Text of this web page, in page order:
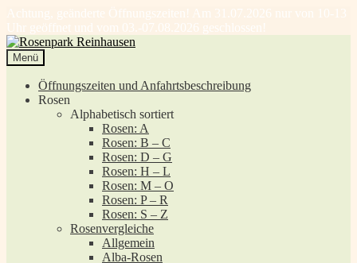
Achtung, geänderte Öffnungszeiten! Am 31.07.2026 nur von 10-13
Uhr geöffnet und vom 03.-07.08.2026 geschlossen!
Zur
Navigation
springen
Zum
Inhalt
springen
Menü
Öffnungszeiten und Anfahrtsbeschreibung
Rosen
Alphabetisch sortiert
Rosen: A
Rosen: B – C
Rosen: D – G
Rosen: H – L
Rosen: M – O
Rosen: P – R
Rosen: S – Z
Rosenvergleiche
Allgemein
Alba-Rosen